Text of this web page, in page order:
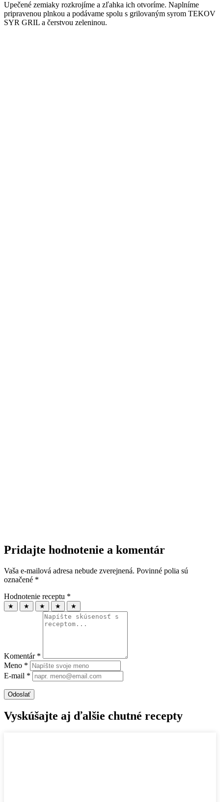
Upečené zemiaky rozkrojíme a zľahka ich otvoríme. Naplníme
pripravenou plnkou a podávame spolu s grilovaným syrom TEKOV
SYR GRIL a čerstvou zeleninou.
Pridajte hodnotenie a komentár
Vaša e-mailová adresa nebude zverejnená. Povinné polia sú
označené *
Hodnotenie receptu *
★ ★ ★ ★ ★
Komentár *
Meno *
E-mail *
Vyskúšajte aj ďalšie chutné recepty